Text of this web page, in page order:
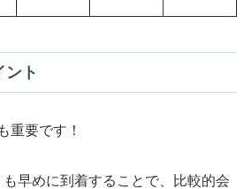
ント
重要です！
早めに到着することで、比較的会